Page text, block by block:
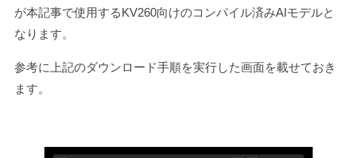
が本記事で使用するKV260向けのコンパイル済みAIモデルと
なります。
参考に上記のダウンロード手順を実行した画面を載せておき
ます。